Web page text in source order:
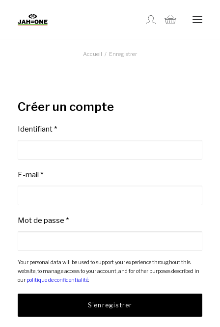
Accueil Enregistrer
Créer un compte
Identifiant*
E-mail *
Mot de passe *
Your personal data will be used to support your experience throughout this
website, to manage access to your account, and for other purposes described in
our politique de confidentialité.
S’enregistrer